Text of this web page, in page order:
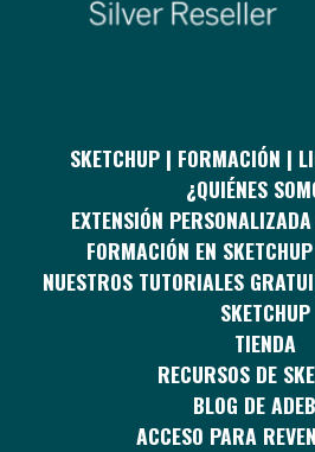
SKETCHUP | FORMACIÓN |
¿QUIÉNES
EXTENSIÓN
FORMACIÓN EN
NUESTROS TUTORIALES
SKETCHUP
TIENDA
RECURSOS DE
BLOG DE
ACCESO PARA